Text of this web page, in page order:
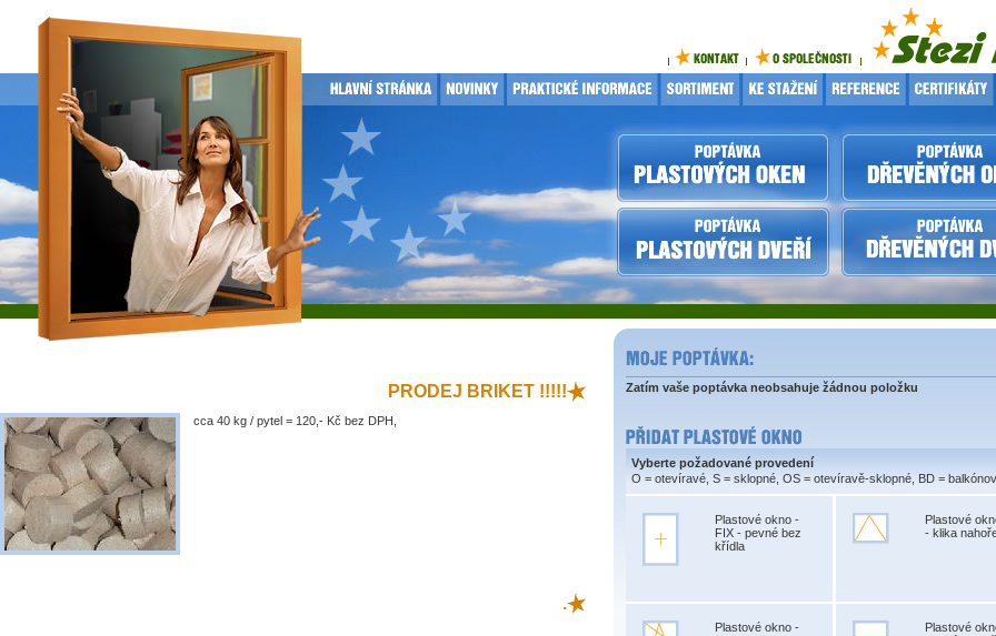
PRODEJ BRIKET !!!!!
cca 40 kg / pytel = 120,- Kč bez DPH,
.
Zatím vaše poptávka neobsahuje žádnou položku
Vyberte požadované provedení
O = otevíravé, S = sklopné, OS = otevíravě-sklopné, BD =
Plastové okno -
FIX - pevné bez
křídla
Plastové
- klika
Plastové okno -
Plastové